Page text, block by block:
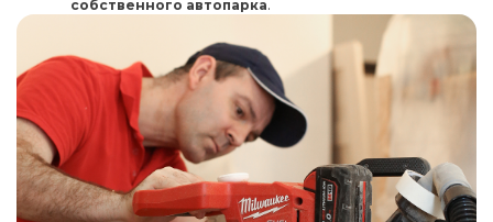
собственного автопарка.